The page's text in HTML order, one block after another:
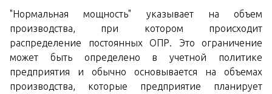
"Нормальная мощность" указывает на объем
производства, при котором происходит
распределение постоянных ОПР. Это ограничение
может быть определено в учетной политике
предприятия и обычно основывается на объемах
производства, которые предприятие планирует